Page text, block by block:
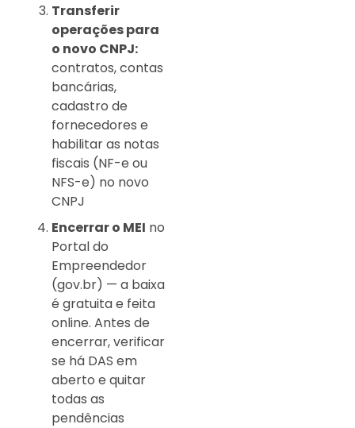
Transferir
operações para
o novo CNPJ:
contratos, contas
bancárias,
cadastro de
fornecedores e
habilitar as notas
fiscais (NF-e ou
NFS-e) no novo
CNPJ
Encerrar o MEI no
Portal do
Empreendedor
(gov.br) — a baixa
é gratuita e feita
online. Antes de
encerrar, verificar
se há DAS em
aberto e quitar
todas as
pendências